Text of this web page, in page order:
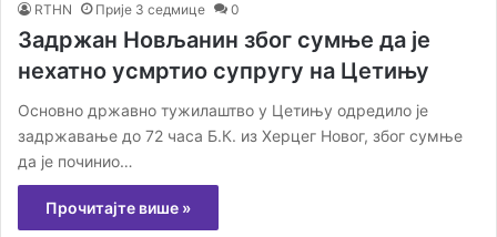
RTHN Прије 3 седмице 0
Задржан Новљанин због сумње да је
нехатно усмртио супругу на Цетињу
Основно државно тужилаштво у Цетињу одредило је
задржавање до 72 часа Б.К. из Херцег Новог, због сумње
да је починио…
Прочитајте више »